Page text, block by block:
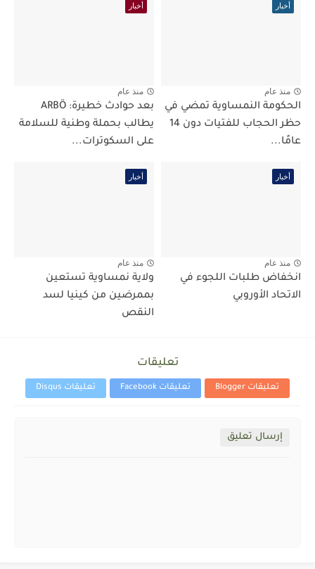
أخبار
منذ عام
الحكومة النمساوية تمضي في
حظر الحجاب للفتيات دون 14
عامًا...
أخبار
منذ عام
بعد حوادث خطيرة: ARBÖ
يطالب بحملة وطنية للسلامة
على السكوترات...
أخبار
منذ عام
انخفاض طلبات اللجوء في
الاتحاد الأوروبي
أخبار
منذ عام
ولاية نمساوية تستعين
بممرضين من كينيا لسد
النقص
تعليقات
تعليقات Blogger تعليقات Facebook تعليقات Disqus
إرسال تعليق